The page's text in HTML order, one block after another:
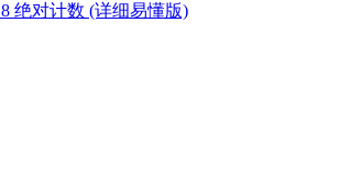
绝对计数 (详细易懂版)